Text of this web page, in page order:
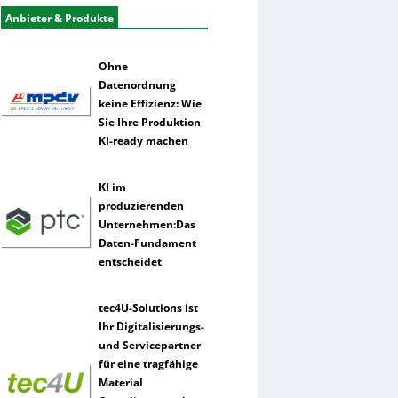
Anbieter & Produkte
Ohne
Datenordnung
keine Effizienz: Wie
Sie Ihre Produktion
KI-ready machen
KI im
produzierenden
Unternehmen:Das
Daten-Fundament
entscheidet
tec4U-Solutions ist
Ihr Digitalisierungs-
und Servicepartner
für eine tragfähige
Material